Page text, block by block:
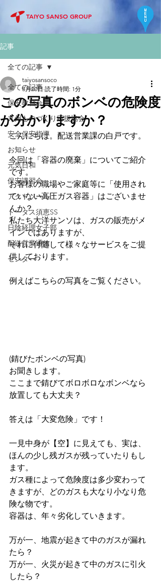
TAIYO SANSO GROUP
記事
全ての記事
保安教習会
九州ものづくり応援協会
安全保安指導
お知らせ
元気日和
保安講習会
アクトツール
トータス須恵SS
日陰経理女子部
配送営業通信
センター
全ての記事
この写真のボンベの危険度
が分かりますか？
taiyosansoco
5月20日 読了時間: 1分
こんにちは。配送営業課の白戸です。
今回は「容器の廃棄」についてご紹介
です。
お客様の職場やご家庭等に「使用され
ていない高圧ガス容器」はございませ
んか？
私たち大洋サンソは、ガスの販売がメ
インではありますが、
それに付随して様々なサービスをご提
供しております。
例えばこちらの写真をご覧ください。
(錆びたボンベの写真)
お聞きします。
ここまで錆びてボロボロなボンベなら
放置しても大丈夫？
答えは「大変危険」です！
一見中身が【空】に見えても、実は、
ほんの少し残ガスが残っていたりもし
ます。
ガス種によって危険度は多少変わって
きますが、どのガスも大なり小なり危
険な物です。
容器は、年々劣化していきます。
万が一、地震が起きて中のガスが漏れ
たら？
万が一、火災が起きて中のガスに引火
したら？